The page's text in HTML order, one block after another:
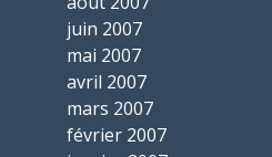
juin 2007
mai 2007
avril 2007
mars 2007
février 2007